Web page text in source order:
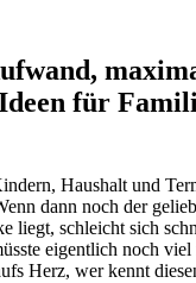
für
Haushalt und
dann noch der
liegt, schleicht sich
eigentlich noch
Herz, wer kennt